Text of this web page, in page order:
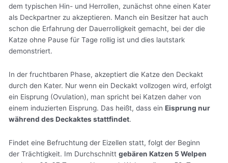
dem typischen Hin- und Herrollen, zunächst ohne einen Kater
als Deckpartner zu akzeptieren. Manch ein Besitzer hat auch
schon die Erfahrung der Dauerrolligkeit gemacht, bei der die
Katze ohne Pause für Tage rollig ist und dies lautstark
demonstriert.
In der fruchtbaren Phase, akzeptiert die Katze den Deckakt
durch den Kater. Nur wenn ein Deckakt vollzogen wird, erfolgt
ein Eisprung (Ovulation), man spricht bei Katzen daher von
einem induzierten Eisprung. Das heißt, dass einEisprung nur
während des Deckaktes stattfindet.
Findet eine Befruchtung der Eizellen statt, folgt der Beginn
der Trächtigkeit. Im Durchschnittgebären Katzen 5 Welpen